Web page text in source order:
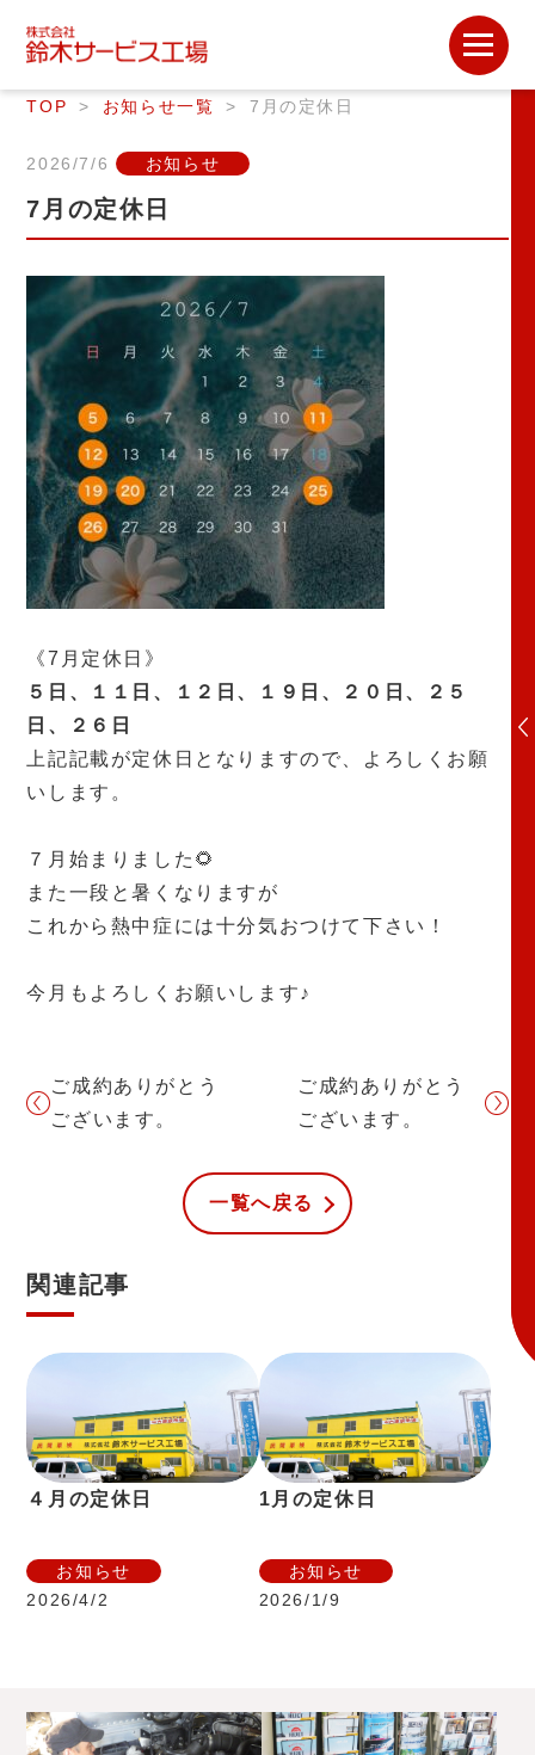
TOP お知らせ一覧 7月の定休日
2026/7/6 お知らせ
7月の定休日
《7 月定休日》
５日、１１日、１２日、１９日、２０日、２５
日、２６日
上記記載が定休日となりますので、よろしくお願
いします。
７月始まりました🌻
また一段と暑くなりますが
これから熱中症には十分気おつけて下さい！
今月もよろしくお願いします♪
ご成約ありがとう
ございます。
ご成約ありがとう
ございます。
一覧へ戻る
関連記事
４月の定休日
お知らせ
2026/4/2
1月の定休日
お知らせ
2026/1/9